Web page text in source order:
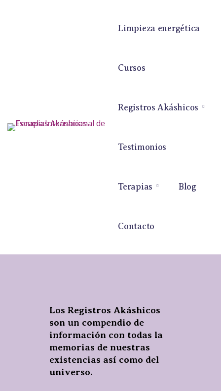
Limpieza energética
Cursos
Registros Akáshicos
Testimonios
Terapias Blog
Contacto
Los Registros Akáshicos
son un compendio de
información con todas la
memorias de nuestras
existencias así como del
universo.